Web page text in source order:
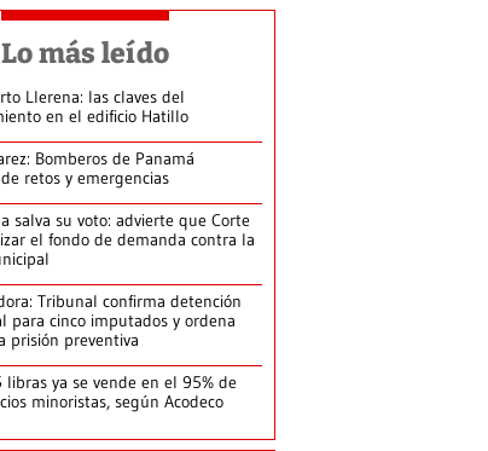
Lo más leído
Llerena: las claves del
en el edificio Hatillo
Bomberos de Panamá
retos y emergencias
salva su voto: advierte que Corte
el fondo de demanda contra la
Tribunal confirma detención
para cinco imputados y ordena
prisión preventiva
libras ya se vende en el 95% de
minoristas, según Acodeco